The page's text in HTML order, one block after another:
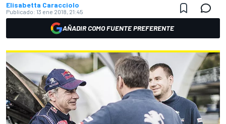
Elisabetta Caracciolo
Publicado: 13 ene 2018, 21:45
AÑADIR COMO FUENTE PREFERENTE